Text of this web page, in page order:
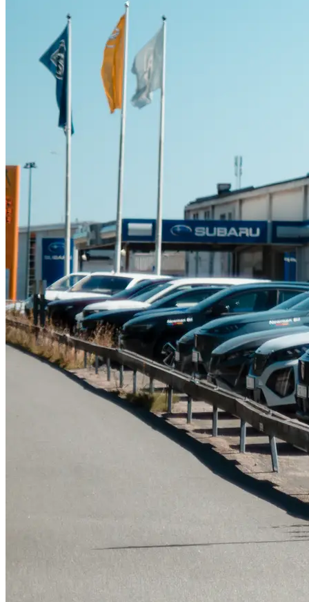
Suzuki
Leapmotor
Tillbehör & reservdelar